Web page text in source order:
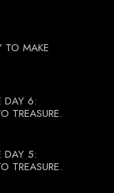
TO MAKE
DAY 6:
TREASURE.
DAY 5:
TREASURE.